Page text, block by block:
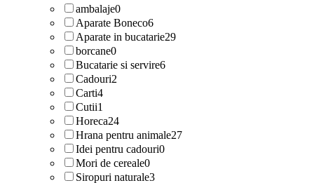
ambalaje0
Aparate Boneco6
Aparate in bucatarie29
borcane0
Bucatarie si servire6
Cadouri2
Carti4
Cutii1
Horeca24
Hrana pentru animale27
Idei pentru cadouri0
Mori de cereale0
Siropuri naturale3